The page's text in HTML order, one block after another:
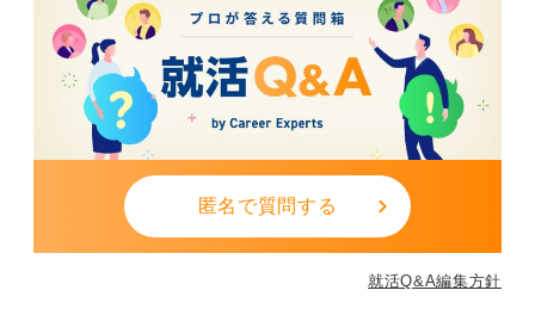
匿名で質問する
就活Q&A編集方針